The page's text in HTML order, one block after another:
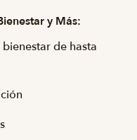
y Más:
de hasta